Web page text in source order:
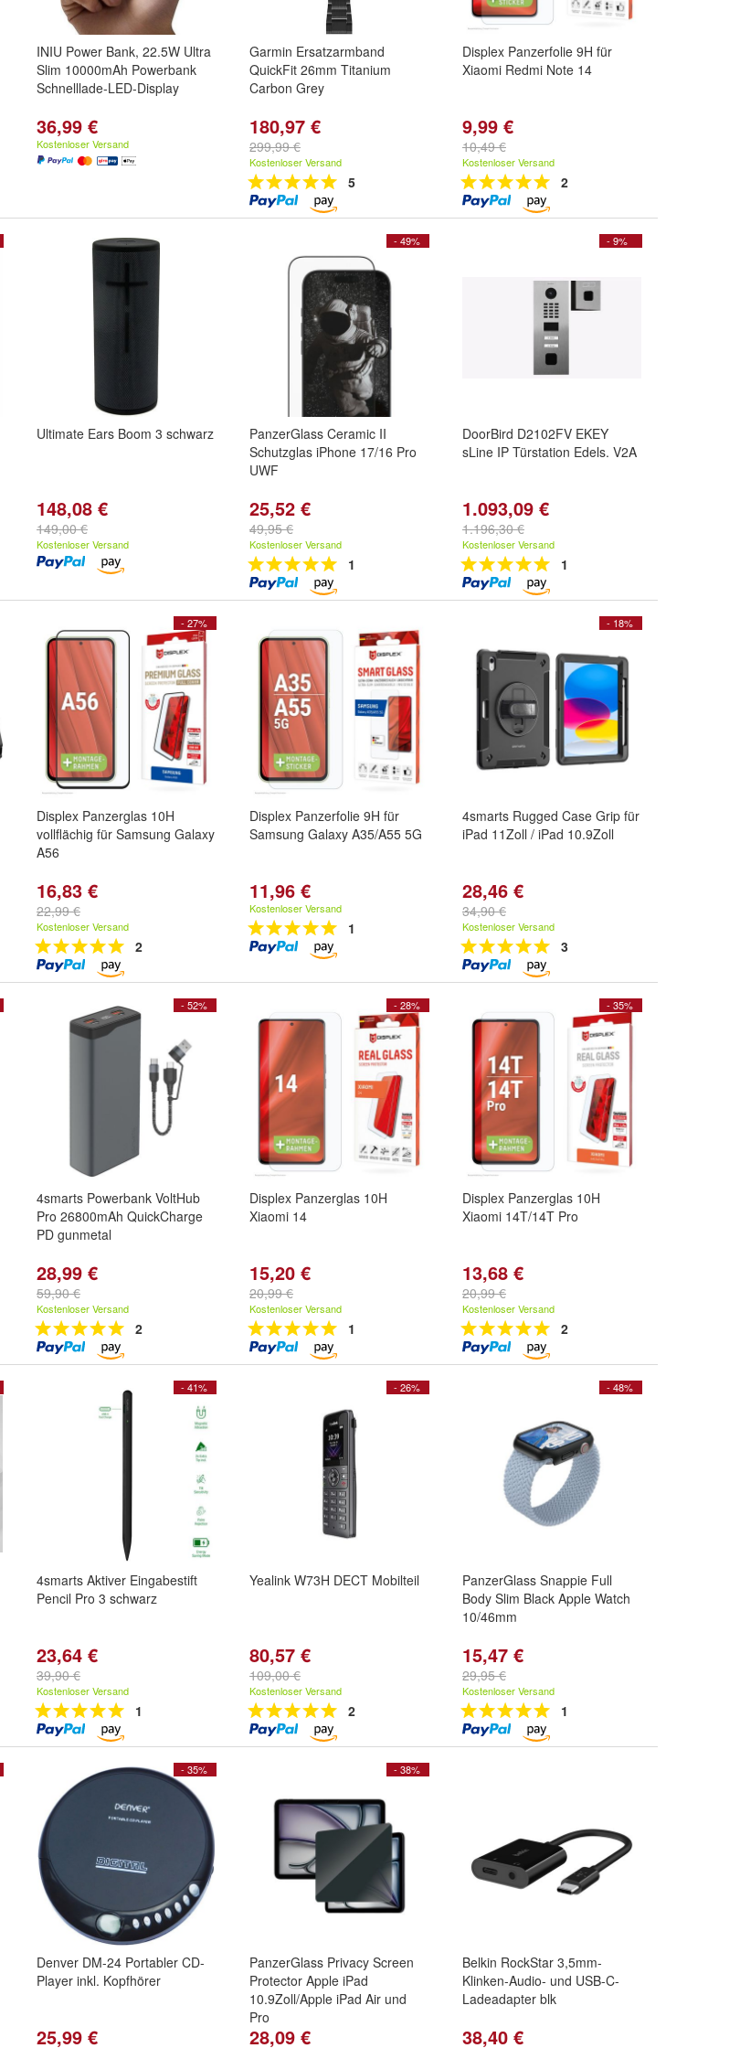
INIU Power Bank, 22.5W Ultra
Slim 10000mAh Powerbank
Schnelllade-LED-Display
36,99 €
Kostenloser Versand
Garmin Ersatzarmband
QuickFit 26mm Titanium
Carbon Grey
180,97 €
299,99 €
Kostenloser Versand
5
Displex Panzerfolie 9H für
Xiaomi Redmi Note 14
9,99 €
10,49 €
Kostenloser Versand
2
Ultimate Ears Boom 3 schwarz
148,08 €
149,00 €
Kostenloser Versand
- 49%
PanzerGlass Ceramic II
Schutzglas iPhone 17/16 Pro
UWF
25,52 €
49,95 €
Kostenloser Versand
1
- 9%
DoorBird D2102FV EKEY
sLine IP Türstation Edels. V2A
1.093,09 €
1.196,30 €
Kostenloser Versand
1
- 27%
Displex Panzerglas 10H
vollflächig für Samsung Galaxy
A56
16,83 €
22,99 €
Kostenloser Versand
2
Displex Panzerfolie 9H für
Samsung Galaxy A35/A55 5G
11,96 €
Kostenloser Versand
1
- 18%
4smarts Rugged Case Grip für
iPad 11Zoll / iPad 10.9Zoll
28,46 €
34,90 €
Kostenloser Versand
3
- 52%
4smarts Powerbank VoltHub
Pro 26800mAh QuickCharge
PD gunmetal
28,99 €
59,90 €
Kostenloser Versand
2
- 28%
Displex Panzerglas 10H
Xiaomi 14
15,20 €
20,99 €
Kostenloser Versand
1
- 35%
Displex Panzerglas 10H
Xiaomi 14T/14T Pro
13,68 €
20,99 €
Kostenloser Versand
2
- 41%
4smarts Aktiver Eingabestift
Pencil Pro 3 schwarz
23,64 €
39,90 €
Kostenloser Versand
1
- 26%
Yealink W73H DECT Mobilteil
80,57 €
109,00 €
Kostenloser Versand
2
- 48%
PanzerGlass Snappie Full
Body Slim Black Apple Watch
10/46mm
15,47 €
29,95 €
Kostenloser Versand
1
- 35%
Denver DM-24 Portabler CD-
Player inkl. Kopfhörer
25,99 €
- 38%
PanzerGlass Privacy Screen
Protector Apple iPad
10.9Zoll/Apple iPad Air und
Pro
28,09 €
Belkin RockStar 3,5mm-
Klinken-Audio- und USB-C-
Ladeadapter blk
38,40 €